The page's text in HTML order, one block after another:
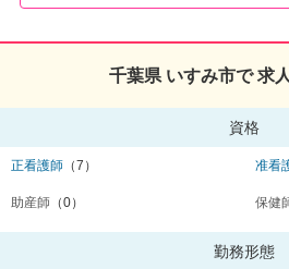
千葉県 いすみ市で 求
資格
正看護師 （7） 准看
助産師 （0） 保健
勤務形態